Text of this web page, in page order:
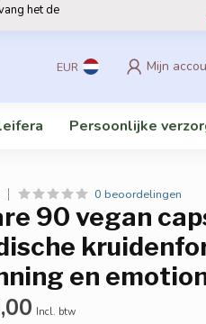
het de
EUR Mijn
Persoonlijke
0 beoordelingen
90 vegan
en
Incl. btw